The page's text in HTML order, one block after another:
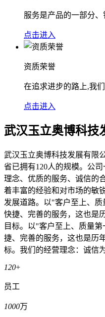
服务是产品的一部分
点击进入
资质荣誉
在追求进步的路上,我
点击进入
武汉玉立奥博科技
武汉玉立奥博科技发展有限
省已拥有120人的规模。公
理念、优质的服务、诚信的
着丰富的经验和对市场的敏
发展道路。以"客户至上、质
快捷、完善的服务，这也是
目标。以"客户至上、质量
捷、完善的服务，这也是历
标。我们的经营理念：诚信
120+
员工
1000万